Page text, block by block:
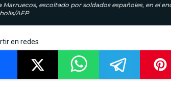
escoltado por soldados españoles, en el
AFP
en redes